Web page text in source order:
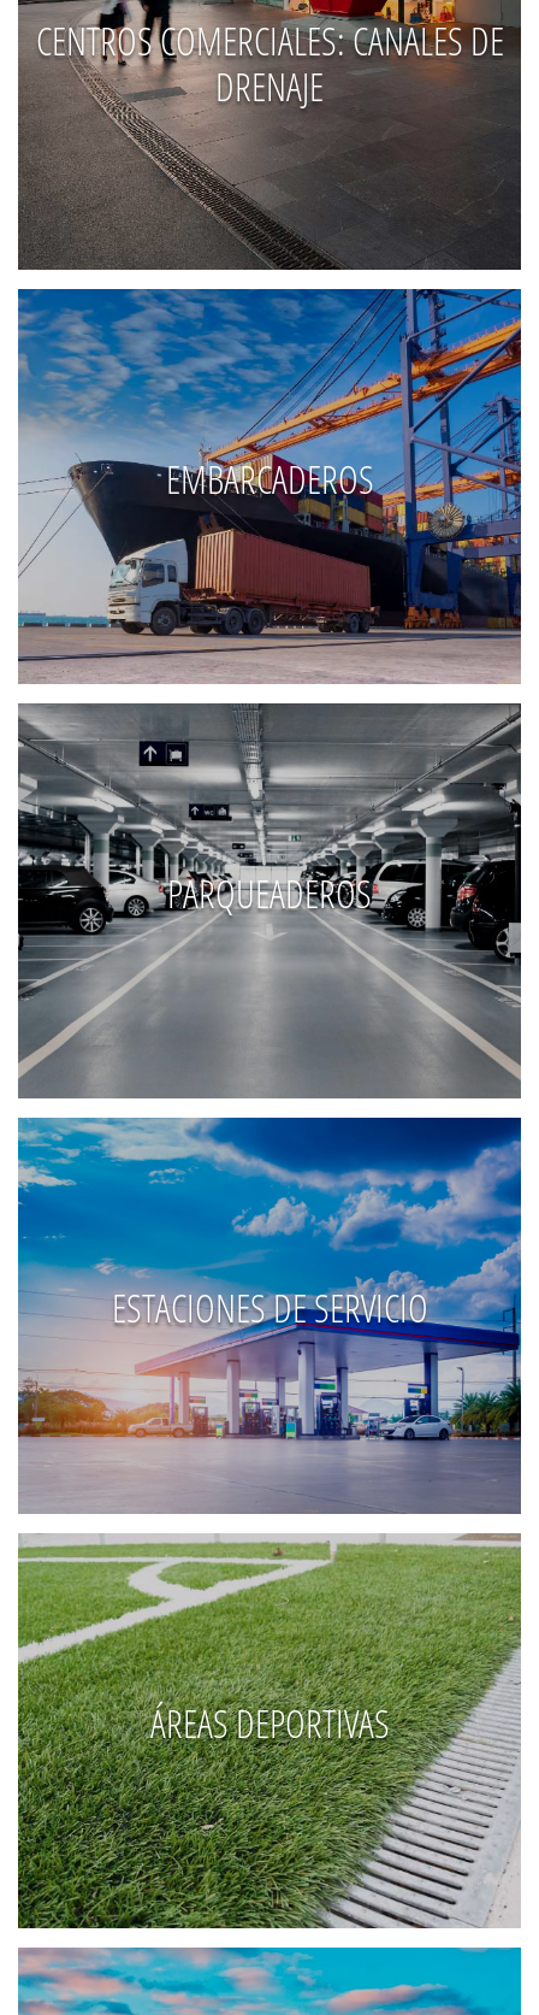
CENTROS COMERCIALES: CANALES DE
DRENAJE
EMBARCADEROS
PARQUEADEROS
ESTACIONES DE SERVICIO
ÁREAS DEPORTIVAS